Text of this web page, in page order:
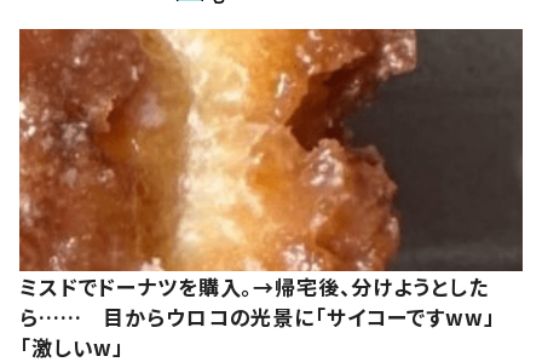
ミスドでドーナツを購入。→帰宅後、分けようとした
ら…… 目からウロコの光景に「サイコーですww」
「激しいw」